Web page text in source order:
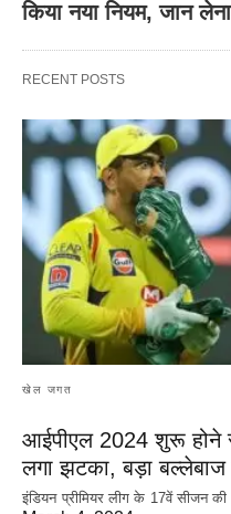
किया नया नियम, जान
RECENT POSTS
खेल जगत
आईपीएल 2024 शुरू होने
लगा झटका, बड़ा
इंडियन प्रीमियर लीग के 17वें सीजन